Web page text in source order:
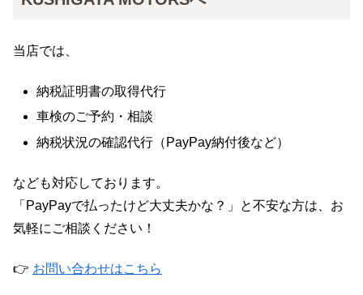
当店では、
納税証明書の取得代行
車検のご予約・相談
納税状況の確認代行（PayPay納付後など）
なども対応しております。
「PayPayで払ったけど大丈夫かな？」と不安な方は、お
気軽にご相談ください！
👉 お問い合わせはこちら